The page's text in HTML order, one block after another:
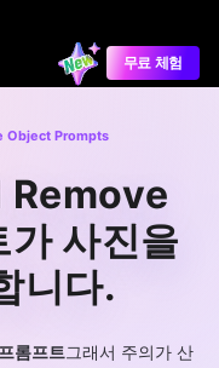
무료 체험
Object Prompts
사진을
니다.
롬프트그래서 주의가 산